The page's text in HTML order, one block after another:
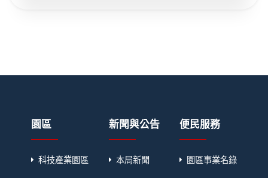
園區
科技產業園區
新聞與公告
本局新聞
便民服務
園區事業名錄